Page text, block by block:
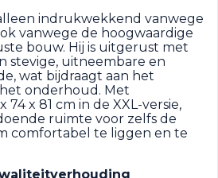
indrukwekkend vanwege
vanwege de hoogwaardige
bouw. Hij is uitgerust met
stevige, uitneembare en
wat bijdraagt aan het
onderhoud. Met
74 x 81 cm in de XXL-versie,
ruimte voor zelfs de
comfortabel te liggen en te